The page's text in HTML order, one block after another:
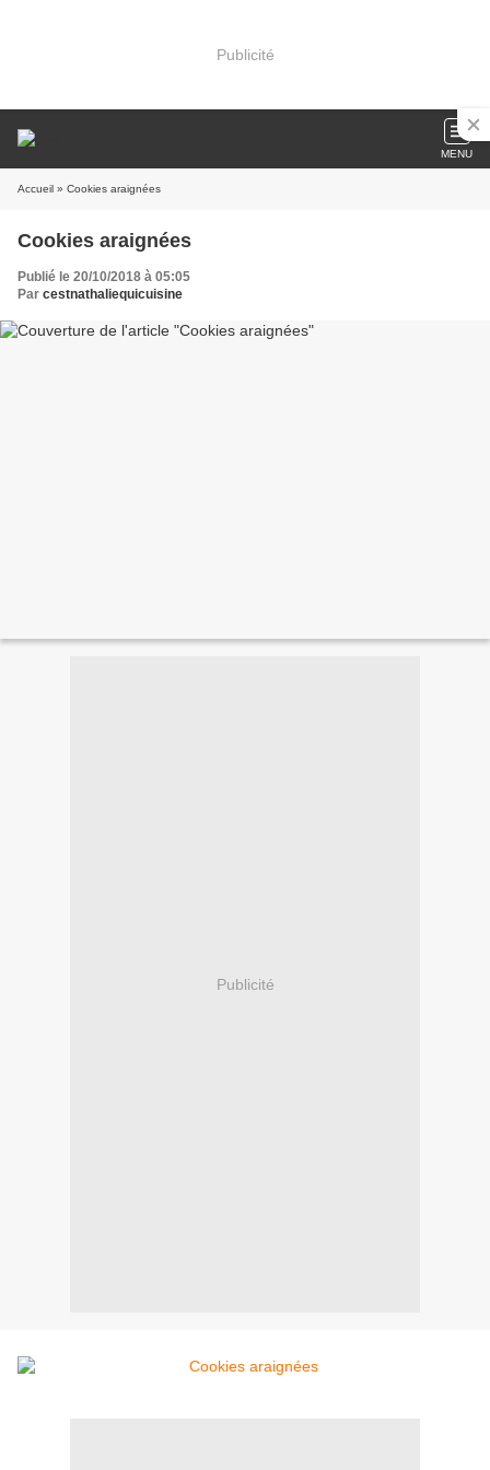
Publicité
MENU
Accueil » Cookies araignées
Cookies araignées
Publié le 20/10/2018 à 05:05
Par cestnathaliequicuisine
Publicité